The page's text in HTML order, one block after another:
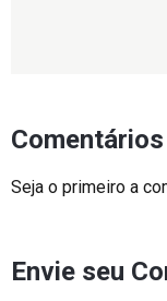
Comentários
Seja o primeiro a
Envie seu